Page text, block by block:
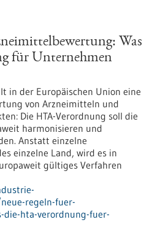
Was
für Unternehmen
in der Europäischen Union eine
von Arzneimitteln und
Die HTA-Verordnung soll die
harmonisieren und
Anstatt einzelne
einzelne Land, wird es in
gültiges Verfahren
regeln-fuer-
hta-verordnung-fuer-